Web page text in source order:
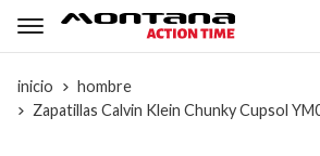
inicio
hombre
Zapatillas Calvin Klein Chunky Cupsol